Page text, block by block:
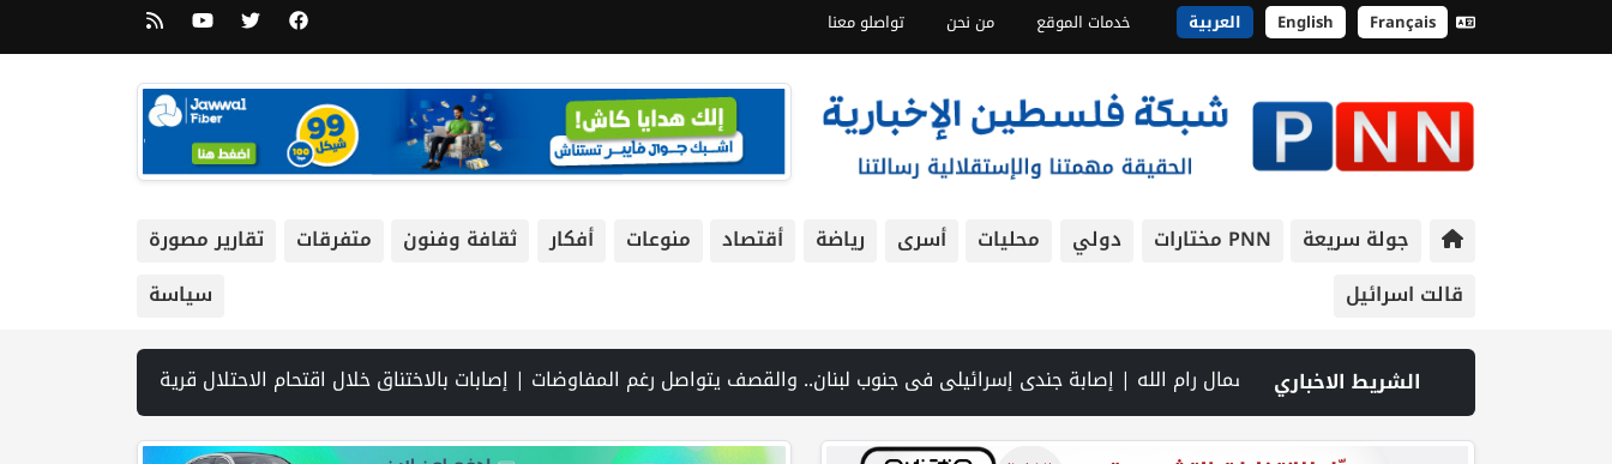
English Français العربية خدمات الموقع من نحن تواصلو معنا
جولة سريعة PNN مختارات دولي محليات أسرى رياضة أقتصاد منوعات أفكار ثقافة وفنون متفرقات
تقارير مصورة
قالت اسرائيل
سياسة
الشريط الاخباري
رام الله | إصابة جندي إسرائيلي في جنوب لبنان.. والقصف يتواصل رغم المفاوضات | إصابات بالاختناق خلال اقتحام الاحتلال قرية المغير شمال شرق رام الله | منظمة التحرير: منظمة إسرائيلية توفر دعمًا للمستوطنين المتهمين بجرائم ضد الفلسطينيين | فانس: نضغط على إيران لفتح مضيق هرمز.. وطهران تتحدث عن مسار ملاحي مؤقت | مجلس الأمن يعقد الثلاثاء جلسة بشأن الضفة الغربية | مشاركون في